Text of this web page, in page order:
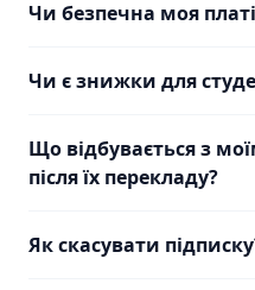
Чи безпечна моя
Чи є знижки для
Що відбувається з
після їх перекладу?
Як скасувати